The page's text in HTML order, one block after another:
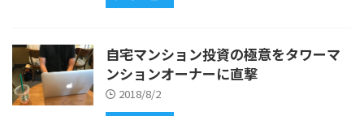
自宅マンション投資の極意をタワーマ
ンションオーナーに直撃
2018/8/2